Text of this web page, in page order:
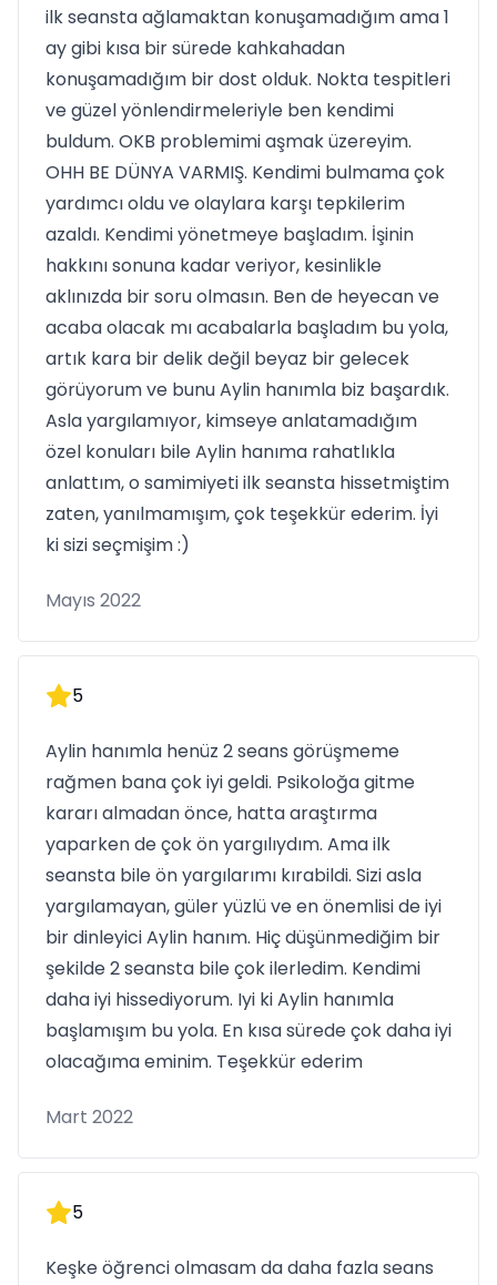
ilk seansta ağlamaktan konuşamadığım ama 1
ay gibi kısa bir sürede kahkahadan
konuşamadığım bir dost olduk. Nokta tespitleri
ve güzel yönlendirmeleriyle ben kendimi
buldum. OKB problemimi aşmak üzereyim.
OHH BE DÜNYA VARMIŞ. Kendimi bulmama çok
yardımcı oldu ve olaylara karşı tepkilerim
azaldı. Kendimi yönetmeye başladım. İşinin
hakkını sonuna kadar veriyor, kesinlikle
aklınızda bir soru olmasın. Ben de heyecan ve
acaba olacak mı acabalarla başladım bu yola,
artık kara bir delik değil beyaz bir gelecek
görüyorum ve bunu Aylin hanımla biz başardık.
Asla yargılamıyor, kimseye anlatamadığım
özel konuları bile Aylin hanıma rahatlıkla
anlattım, o samimiyeti ilk seansta hissetmiştim
zaten, yanılmamışım, çok teşekkür ederim. İyi
ki sizi seçmişim :)
Mayıs 2022
5
Aylin hanımla henüz 2 seans görüşmeme
rağmen bana çok iyi geldi. Psikoloğa gitme
kararı almadan önce, hatta araştırma
yaparken de çok ön yargılıydım. Ama ilk
seansta bile ön yargılarımı kırabildi. Sizi asla
yargılamayan, güler yüzlü ve en önemlisi de iyi
bir dinleyici Aylin hanım. Hiç düşünmediğim bir
şekilde 2 seansta bile çok ilerledim. Kendimi
daha iyi hissediyorum. Iyi ki Aylin hanımla
başlamışım bu yola. En kısa sürede çok daha iyi
olacağıma eminim. Teşekkür ederim
Mart 2022
5
Keşke öğrenci olmasam da daha fazla seans